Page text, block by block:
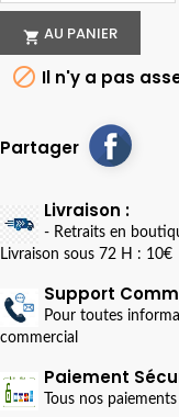
 AU PANIER
 Il n'y a pas
Partager
Livraison :
- Retraits en
Livraison sous 72 H : 10€
Support
Pour toutes
commercial
Paiement
Tous nos